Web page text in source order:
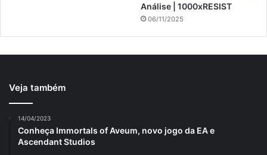
Análise | 1000xRESIST
06/11/2025
Veja também
14/04/2023
Conheça Immortals of Aveum, novo jogo da EA e
Ascendant Studios